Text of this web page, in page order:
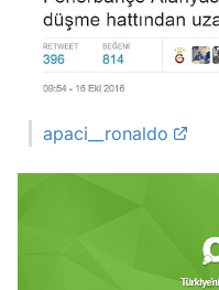
apaci__ronaldo